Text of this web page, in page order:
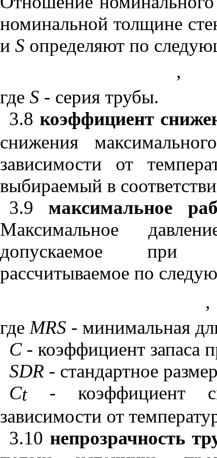
номинальной толщине
и S определяют по
,
где S - серия трубы.
3.8 коэффициент
снижения
зависимости от
выбираемый в
3.9 максимальное
Максимальное
допускаемое при
рассчитываемое по
,
где MRS - минимальная
С- коэффициент запаса
SDR - стандартное
Сt- коэффициент
зависимости от
3.10 непрозрачность